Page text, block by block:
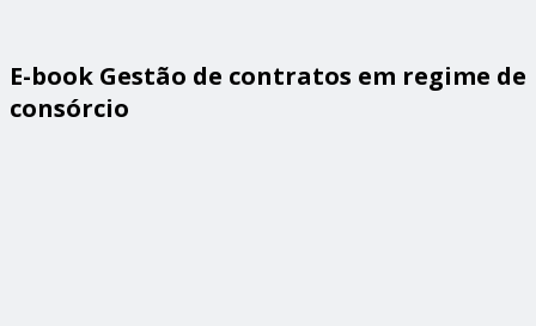
E-book Gestão de contratos em regime de
consórcio